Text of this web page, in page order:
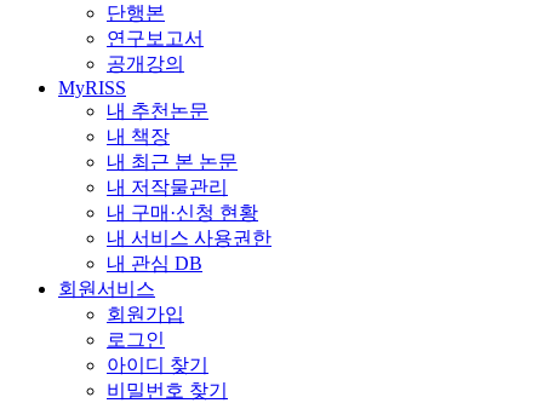
단행본
연구보고서
공개강의
MyRISS
내 추천논문
내 책장
내 최근 본 논문
내 저작물관리
내 구매·신청 현황
내 서비스 사용권한
내 관심 DB
회원서비스
회원가입
로그인
아이디 찾기
비밀번호 찾기